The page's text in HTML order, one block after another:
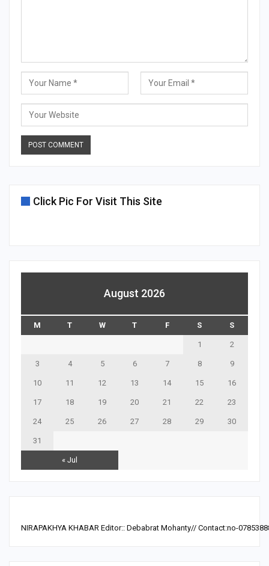
Click Pic For Visit This Site
August 2026
M T W T F S S
« Jul
1 2
3 4 5 6 7 8 9
10 11 12 13 14 15 16
17 18 19 20 21 22 23
24 25 26 27 28 29 30
31
NIRAPAKHYA KHABAR Editor:: Debabrat Mohanty// Contact:no-